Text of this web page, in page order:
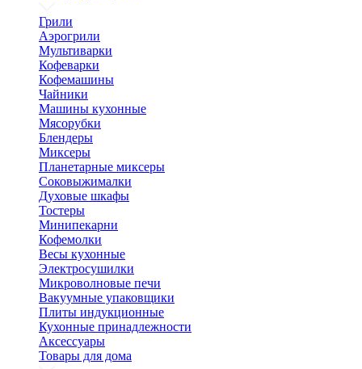
Грили
Аэрогрили
Мультиварки
Кофеварки
Кофемашины
Чайники
Машины кухонные
Мясорубки
Блендеры
Миксеры
Планетарные миксеры
Соковыжималки
Духовые шкафы
Тостеры
Минипекарни
Кофемолки
Весы кухонные
Электросушилки
Микроволновые печи
Вакуумные упаковщики
Плиты индукционные
Кухонные принадлежности
Аксессуары
Товары для дома